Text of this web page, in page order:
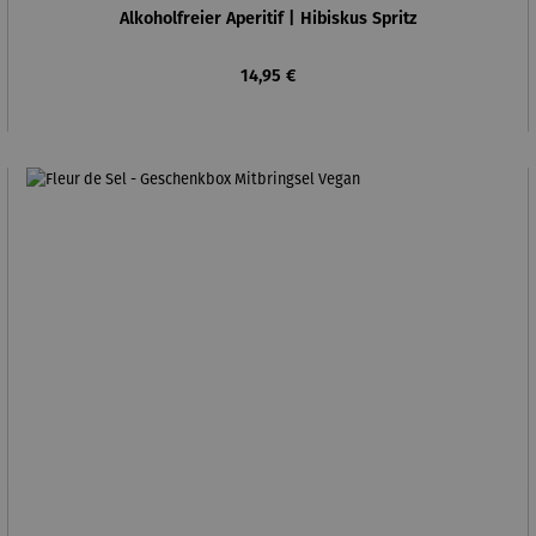
Alkoholfreier Aperitif | Hibiskus Spritz
Regulärer Preis:
14,95 €